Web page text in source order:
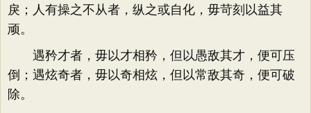
戾；人有操之不从者，纵之或自化，毋苛刻以益其
顽。
遇矜才者，毋以才相矜，但以愚敌其才，便可压
倒；遇炫奇者，毋以奇相炫，但以常敌其奇，便可破
除。